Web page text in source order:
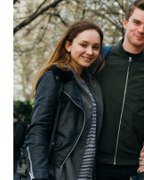
Filmy
Seriály
Hry
Cool Esport